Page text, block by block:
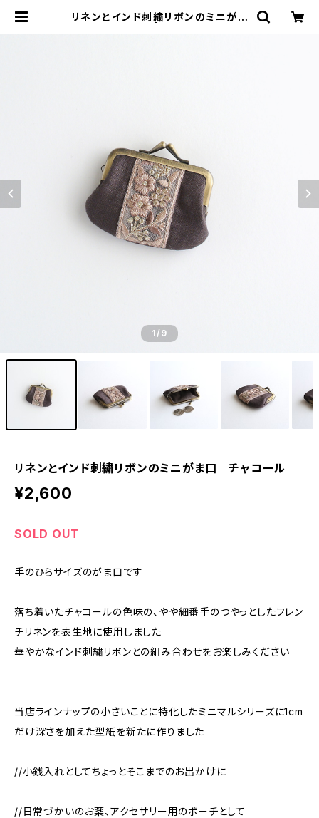
リネンとインド刺繍リボンのミニがま
1/9
リネンとインド刺繍リボンのミニがま口 チャコール
¥2,600
SOLD OUT
手のひらサイズのがま口です
落ち着いたチャコールの色味の、やや細番手のつやっとしたフレン
チリネンを表生地に使用しました
華やかなインド刺繍リボンとの組み合わせをお楽しみください
当店ラインナップの小さいことに特化したミニマルシリーズに1cm
だけ深さを加えた型紙を新たに作りました
//小銭入れとしてちょっとそこまでのお出かけに
//日常づかいのお薬、アクセサリー用のポーチとして